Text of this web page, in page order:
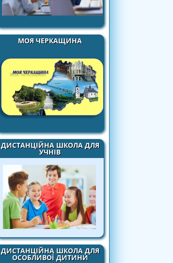
МОЯ ЧЕРКАЩИНА
ДИСТАНЦІЙНА ШКОЛА ДЛЯ
УЧНІВ
ДИСТАНЦІЙНА ШКОЛА ДЛЯ
ОСОБЛИВОЇ ДИТИНИ